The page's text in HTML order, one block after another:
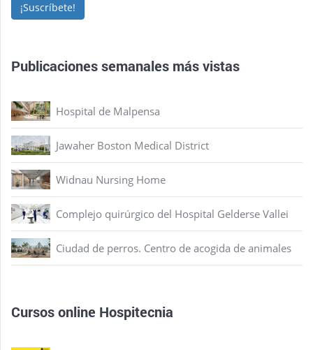
¡Suscríbete!
Publicaciones semanales más vistas
Hospital de Malpensa
Jawaher Boston Medical District
Widnau Nursing Home
Complejo quirúrgico del Hospital Gelderse Vallei
Ciudad de perros. Centro de acogida de animales
Cursos online Hospitecnia